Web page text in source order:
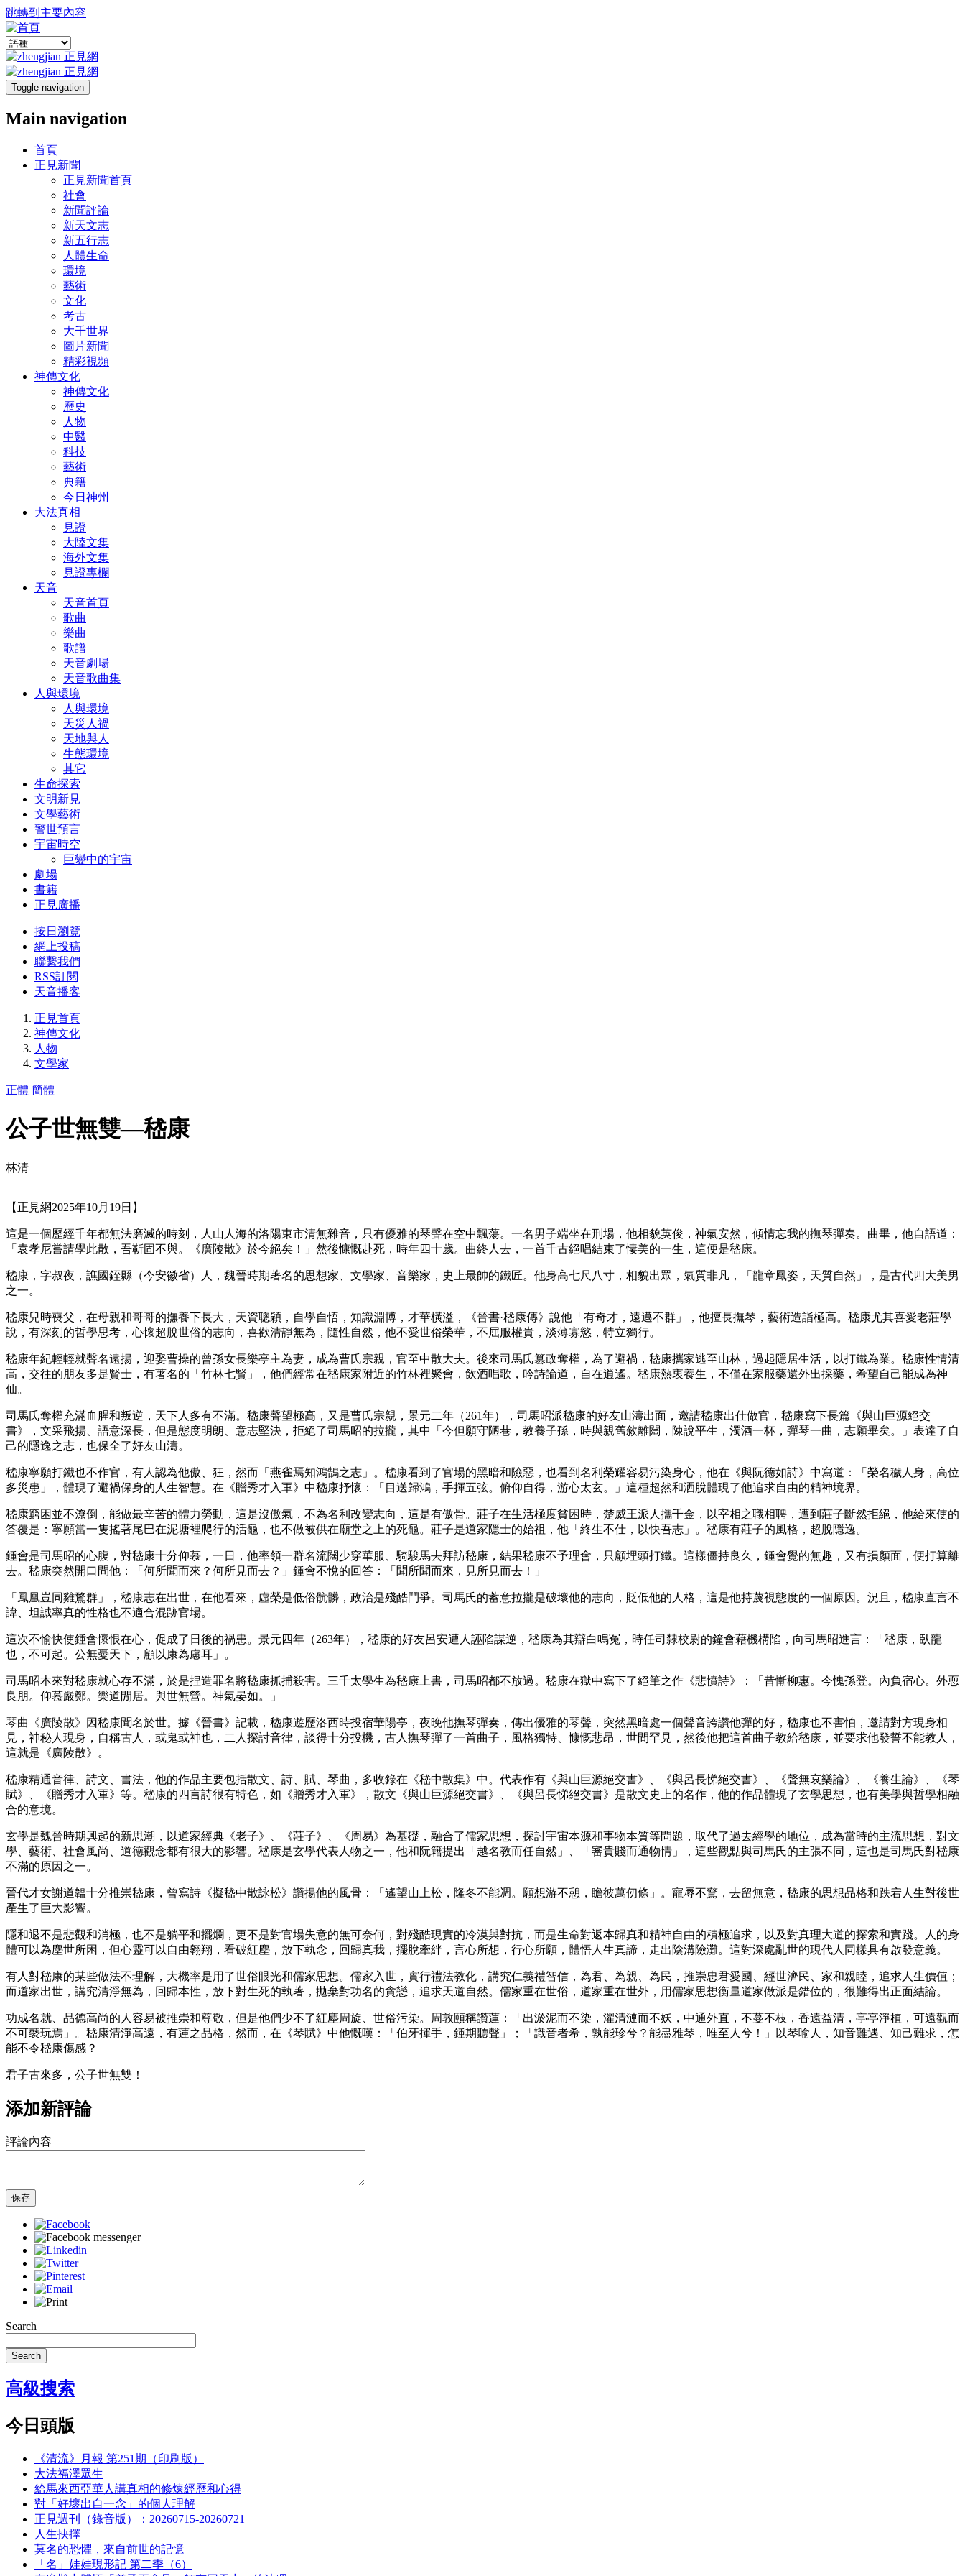
跳轉到主要內容
Toggle navigation
Main navigation
首頁
正見新聞
正見新聞首頁
社會
新聞評論
新天文志
新五行志
人體生命
環境
藝術
文化
考古
大千世界
圖片新聞
精彩視頻
神傳文化
神傳文化
歷史
人物
中醫
科技
藝術
典籍
今日神州
大法真相
見證
大陸文集
海外文集
見證專欄
天音
天音首頁
歌曲
樂曲
歌譜
天音劇場
天音歌曲集
人與環境
人與環境
天災人禍
天地與人
生態環境
其它
生命探索
文明新見
文學藝術
警世預言
宇宙時空
巨變中的宇宙
劇場
書籍
正見廣播
按日瀏覽
網上投稿
聯繫我們
RSS訂閱
天音播客
正見首頁
神傳文化
人物
文學家
正體 簡體
公子世無雙—嵇康
林清
【正見網2025年10月19日】
這是一個歷經千年都無法磨滅的時刻，人山人海的洛陽東市清無雜音，只有優雅的琴聲在空中飄蕩。一名男子端坐在刑場，他相貌英俊，神氣安然，傾情忘我的撫琴彈奏。曲畢，他自語道：
「袁孝尼嘗請學此散，吾靳固不與。《廣陵散》於今絕矣！」然後慷慨赴死，時年四十歲。曲終人去，一首千古絕唱結束了悽美的一生，這便是嵇康。
嵇康，字叔夜，譙國銍縣（今安徽省）人，魏晉時期著名的思想家、文學家、音樂家，史上最帥的鐵匠。他身高七尺八寸，相貌出眾，氣質非凡，「龍章鳳姿，天質自然」，是古代四大美男
之一。
嵇康兒時喪父，在母親和哥哥的撫養下長大，天資聰穎，自學自悟，知識淵博，才華橫溢，《晉書·嵇康傳》說他「有奇才，遠邁不群」，他擅長撫琴，藝術造詣極高。嵇康尤其喜愛老莊學
說，有深刻的哲學思考，心懷超脫世俗的志向，喜歡清靜無為，隨性自然，他不愛世俗榮華，不屈服權貴，淡薄寡慾，特立獨行。
嵇康年紀輕輕就聲名遠揚，迎娶曹操的曾孫女長樂亭主為妻，成為曹氏宗親，官至中散大夫。後來司馬氏篡政奪權，為了避禍，嵇康攜家逃至山林，過起隱居生活，以打鐵為業。嵇康性情清
高，交往的朋友多是賢士，有著名的「竹林七賢」，他們經常在嵇康家附近的竹林裡聚會，飲酒唱歌，吟詩論道，自在逍遙。嵇康熱衷養生，不僅在家服藥還外出採藥，希望自己能成為神
仙。
司馬氏奪權充滿血腥和叛逆，天下人多有不滿。嵇康聲望極高，又是曹氏宗親，景元二年（261年），司馬昭派嵇康的好友山濤出面，邀請嵇康出仕做官，嵇康寫下長篇《與山巨源絕交
書》，文采飛揚、語意深長，但是態度明朗、意志堅決，拒絕了司馬昭的拉攏，其中「今但願守陋巷，教養子孫，時與親舊敘離闊，陳說平生，濁酒一杯，彈琴一曲，志願畢矣。」表達了自
己的隱逸之志，也保全了好友山濤。
嵇康寧願打鐵也不作官，有人認為他傲、狂，然而「燕雀焉知鴻鵠之志」。嵇康看到了官場的黑暗和險惡，也看到名利榮耀容易污染身心，他在《與阮德如詩》中寫道：「榮名穢人身，高位
多災患」，體現了避禍保身的人生智慧。在《贈秀才入軍》中嵇康抒懷：「目送歸鴻，手揮五弦。俯仰自得，游心太玄。」這種超然和洒脫體現了他追求自由的精神境界。
嵇康窮困並不潦倒，能做最辛苦的體力勞動，這是沒傲氣，不為名利改變志向，這是有傲骨。莊子在生活極度貧困時，楚威王派人攜千金，以宰相之職相聘，遭到莊子斷然拒絕，他給來使的
答覆是：寧願當一隻搖著尾巴在泥塘裡爬行的活龜，也不做被供在廟堂之上的死龜。莊子是道家隱士的始祖，他「終生不仕，以快吾志」。嵇康有莊子的風格，超脫隱逸。
鍾會是司馬昭的心腹，對嵇康十分仰慕，一日，他率領一群名流闊少穿華服、騎駿馬去拜訪嵇康，結果嵇康不予理會，只顧埋頭打鐵。這樣僵持良久，鍾會覺的無趣，又有損顏面，便打算離
去。嵇康突然開口問他：「何所聞而來？何所見而去？」鍾會不悅的回答：「聞所聞而來，見所見而去！」
「鳳凰豈同雞鶩群」，嵇康志在出世，在他看來，虛榮是低俗骯髒，政治是殘酷鬥爭。司馬氏的蓄意拉攏是破壞他的志向，貶低他的人格，這是他持蔑視態度的一個原因。況且，嵇康直言不
諱、坦誠率真的性格也不適合混跡官場。
這次不愉快使鍾會懷恨在心，促成了日後的禍患。景元四年（263年），嵇康的好友呂安遭人誣陷謀逆，嵇康為其辯白鳴冤，時任司隸校尉的鐘會藉機構陷，向司馬昭進言：「嵇康，臥龍
也，不可起。公無憂天下，顧以康為慮耳」。
司馬昭本來對嵇康就心存不滿，於是捏造罪名將嵇康抓捕殺害。三千太學生為嵇康上書，司馬昭都不放過。嵇康在獄中寫下了絕筆之作《悲憤詩》：「昔慚柳惠。今愧孫登。內負宿心。外恧
良朋。仰慕嚴鄭。樂道閒居。與世無營。神氣晏如。」
琴曲《廣陵散》因嵇康聞名於世。據《晉書》記載，嵇康遊歷洛西時投宿華陽亭，夜晚他撫琴彈奏，傳出優雅的琴聲，突然黑暗處一個聲音誇讚他彈的好，嵇康也不害怕，邀請對方現身相
見，神秘人現身，自稱古人，或鬼或神也，二人探討音律，談得十分投機，古人撫琴彈了一首曲子，風格獨特、慷慨悲昂，世間罕見，然後他把這首曲子教給嵇康，並要求他發誓不能教人，
這就是《廣陵散》。
嵇康精通音律、詩文、書法，他的作品主要包括散文、詩、賦、琴曲，多收錄在《嵇中散集》中。代表作有《與山巨源絕交書》、《與呂長悌絕交書》、《聲無哀樂論》、《養生論》、《琴
賦》、《贈秀才入軍》等。嵇康的四言詩很有特色，如《贈秀才入軍》，散文《與山巨源絕交書》、《與呂長悌絕交書》是散文史上的名作，他的作品體現了玄學思想，也有美學與哲學相融
合的意境。
玄學是魏晉時期興起的新思潮，以道家經典《老子》、《莊子》、《周易》為基礎，融合了儒家思想，探討宇宙本源和事物本質等問題，取代了過去經學的地位，成為當時的主流思想，對文
學、藝術、社會風尚、道德觀念都有很大的影響。嵇康是玄學代表人物之一，他和阮籍提出「越名教而任自然」、「審貴賤而通物情」，這些觀點與司馬氏的主張不同，這也是司馬氏對嵇康
不滿的原因之一。
晉代才女謝道韞十分推崇嵇康，曾寫詩《擬嵇中散詠松》讚揚他的風骨：「遙望山上松，隆冬不能凋。願想游不憩，瞻彼萬仞條」。寵辱不驚，去留無意，嵇康的思想品格和跌宕人生對後世
產生了巨大影響。
隱和退不是悲觀和消極，也不是躺平和擺爛，更不是對官場失意的無可奈何，對殘酷現實的冷漠與對抗，而是生命對返本歸真和精神自由的積極追求，以及對真理大道的探索和實踐。人的身
體可以為塵世所困，但心靈可以自由翱翔，看破紅塵，放下執念，回歸真我，擺脫牽絆，言心所想，行心所願，體悟人生真諦，走出陰溝險灘。這對深處亂世的現代人同樣具有啟發意義。
有人對嵇康的某些做法不理解，大機率是用了世俗眼光和儒家思想。儒家入世，實行禮法教化，講究仁義禮智信，為君、為親、為民，推崇忠君愛國、經世濟民、家和親睦，追求人生價值；
而道家出世，講究清淨無為，回歸本性，放下對生死的執著，拋棄對功名的貪戀，追求天道自然。儒家重在世俗，道家重在世外，用儒家思想衡量道家做派是錯位的，很難得出正面結論。
功成名就、品德高尚的人容易被推崇和尊敬，但是他們少不了紅塵周旋、世俗污染。周敦頤稱讚蓮：「出淤泥而不染，濯清漣而不妖，中通外直，不蔓不枝，香遠益清，亭亭淨植，可遠觀而
不可褻玩焉」。嵇康清淨高遠，有蓮之品格，然而，在《琴賦》中他慨嘆：「伯牙揮手，鍾期聽聲」；「識音者希，孰能珍兮？能盡雅琴，唯至人兮！」以琴喻人，知音難遇、知己難求，怎
能不令嵇康傷感？
君子古來多，公子世無雙！
添加新評論
評論內容
保存
Search
Search
高級搜索
今日頭版
《清流》月報 第251期（印刷版）
大法福澤眾生
給馬來西亞華人講真相的修煉經歷和心得
對「好壞出自一念」的個人理解
正見週刊（錄音版）：20260715-20260721
人生抉擇
莫名的恐懼，來自前世的記憶
「名」娃娃現形記 第二季（6）